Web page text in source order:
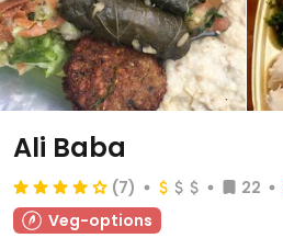
Ali Baba
(7) 22
Veg-options